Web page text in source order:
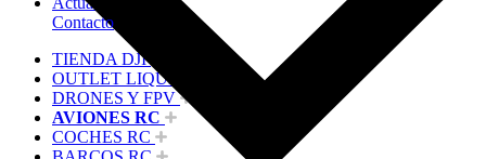
Contacto
TIENDA DJI
OUTLET LIQUIDACION
DRONES Y FPV
AVIONES RC
COCHES RC